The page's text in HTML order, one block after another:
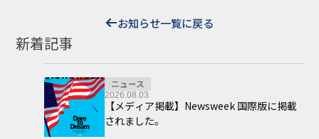
お知らせ一覧に戻る
新着記事
ニュース
2026.08.03
【メディア掲載】Newsweek 国際版に掲載
されました。